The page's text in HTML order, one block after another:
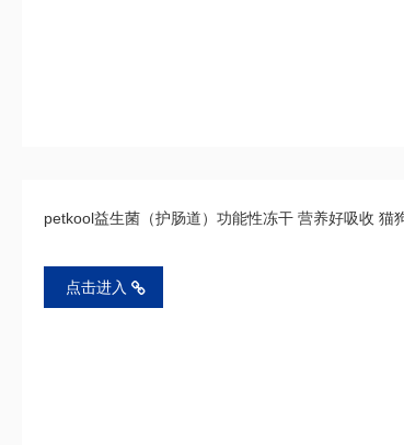
petkool益生菌（护肠道）功能性冻干 营养好吸收 猫
点击进入